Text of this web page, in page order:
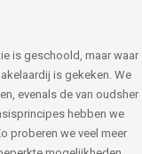
is geschoold, maar waar
is gekeken. We
evenals de van oudsher
hebben we
proberen we veel meer